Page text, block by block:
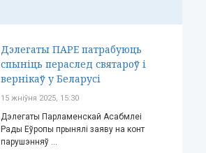
Дэлегаты ПАРЕ патрабуюць
спыніць пераслед святароў і
вернікаў у Беларусі
15 жніўня 2025, 15:30
Дэлегаты Парламенскай Асабмлеі
Рады Еўропы прынялі заяву на конт
парушэнняў ...